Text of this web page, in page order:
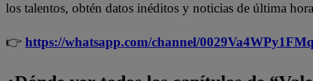
los talentos, obtén datos inéditos y noticias de última
👉 https://whatsapp.com/channel/